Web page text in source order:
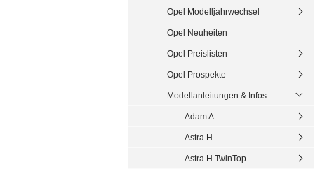
Opel Modelljahrwechsel
Opel Neuheiten
Opel Preislisten
Opel Prospekte
Modellanleitungen & Infos
Adam A
Astra H
Astra H TwinTop